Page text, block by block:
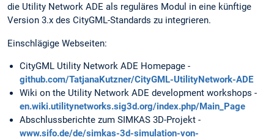
die Utility Network ADE als reguläres Modul in eine künftige
Version 3.x des CityGML-Standards zu integrieren.
Einschlägige Webseiten:
CityGML Utility Network ADE Homepage -
github.com/TatjanaKutzner/CityGML-UtilityNetwork-ADE
Wiki on the Utility Network ADE development workshops -
en.wiki.utilitynetworks.sig3d.org/index.php/Main_Page
Abschlussberichte zum SIMKAS 3D-Projekt -
www.sifo.de/de/simkas-3d-simulation-von-